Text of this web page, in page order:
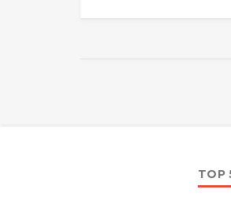
TOP